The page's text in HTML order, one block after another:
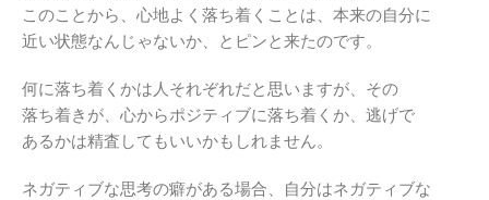
このことから、心地よく落ち着くことは、本来の自分に
近い状態なんじゃないか、とピンと来たのです。
何に落ち着くかは人それぞれだと思いますが、その
落ち着きが、心からポジティブに落ち着くか、逃げで
あるかは精査してもいいかもしれません。
ネガティブな思考の癖がある場合、自分はネガティブな